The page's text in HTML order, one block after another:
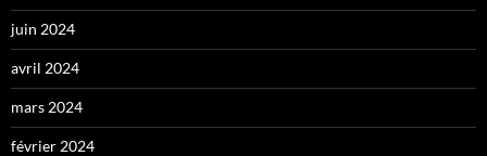
juin 2024
avril 2024
mars 2024
février 2024